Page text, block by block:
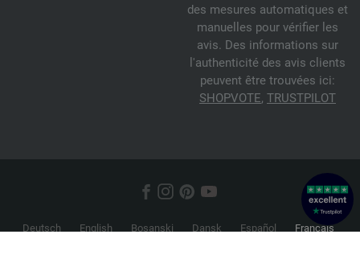
des mesures automatiques et
manuelles pour vérifier les
avis. Des informations sur
l'authenticité des avis clients
peuvent être trouvées ici:
SHOPVOTE, TRUSTPILOT
Deutsch English Bosanski Dansk Español
Français